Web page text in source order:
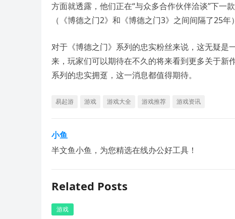
方面就透露，他们正在“与众多合作伙伴洽谈”下一
（《博德之门2》和《博德之门3》之间间隔了25
对于《博德之门》系列的忠实粉丝来说，这无疑是
来，玩家们可以期待在不久的将来看到更多关于新
系列的忠实拥趸，这一消息都值得期待。
易起游 游戏 游戏大全 游戏推荐 游戏资讯
小鱼
半文鱼小鱼，为您精选在线办公好工具！
Related Posts
游戏